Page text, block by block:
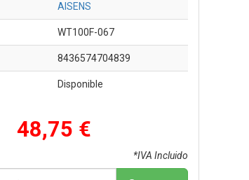
AISENS
WT100F-067
8436574704839
Disponible
48,75 €
*IVA Incluido